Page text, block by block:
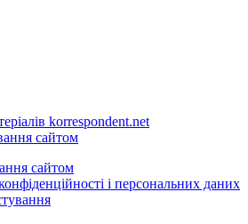
korrespondent.net
сайтом
сайтом
і персональних даних